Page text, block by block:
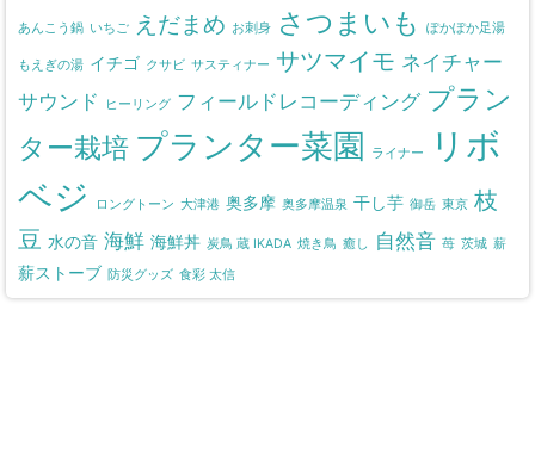
あんこう鍋 いちご えだまめ お刺身 さつまいも ぽかぽか足湯
もえぎの湯 イチゴ クサビ サスティナー サツマイモ ネイチャー
サウンド
ヒーリング フィールドレコーディング プラン
ター栽培 プランター菜園 ライナー
リボ
ベジ
ロングトーン 大津港 奥多摩 奥多摩温泉 干し芋 御岳 東京 枝
豆 水の音 海鮮 海鮮丼 炭鳥 蔵 IKADA 焼き鳥 癒し 自然音 苺 茨城 薪
薪ストーブ 防災グッズ 食彩 太信